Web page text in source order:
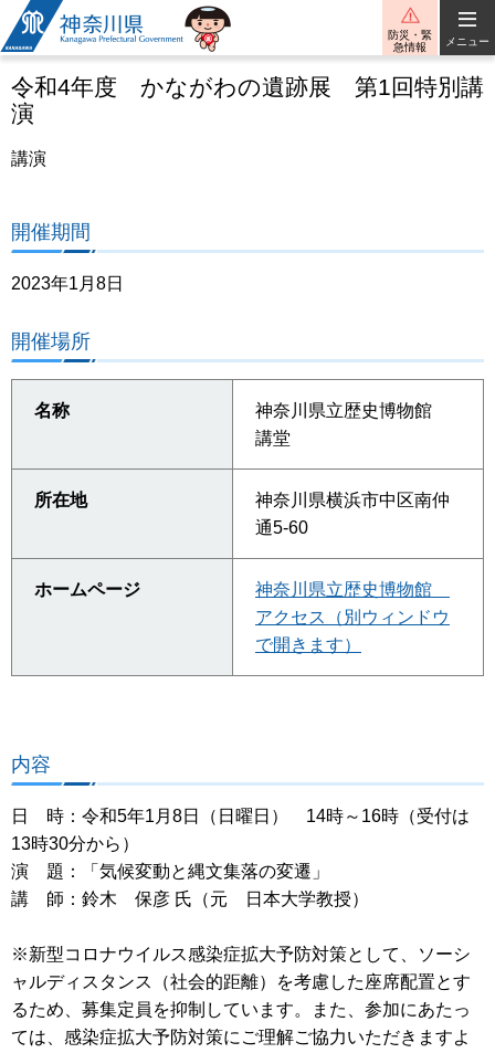
神奈川県
防災・緊
急情報
メニュー
令和4年度 かながわの遺跡展 第1回特別講
演
講演
開催期間
2023年1月8日
開催場所
名称
神奈川県立歴史博物館
講堂
所在地
神奈川県横浜市中区南仲
通5-60
ホームページ
神奈川県立歴史博物館
アクセス（別ウィンドウ
で開きます）
内容
日 時：令和5年1月8日（日曜日） 14時～16時（受付は
13時30分から）
演 題：「気候変動と縄文集落の変遷」
講 師：鈴木 保彦 氏（元 日本大学教授）
※新型コロナウイルス感染症拡大予防対策として、ソーシ
ャルディスタンス（社会的距離）を考慮した座席配置とす
るため、募集定員を抑制しています。また、参加にあたっ
ては、感染症拡大予防対策にご理解ご協力いただきますよ